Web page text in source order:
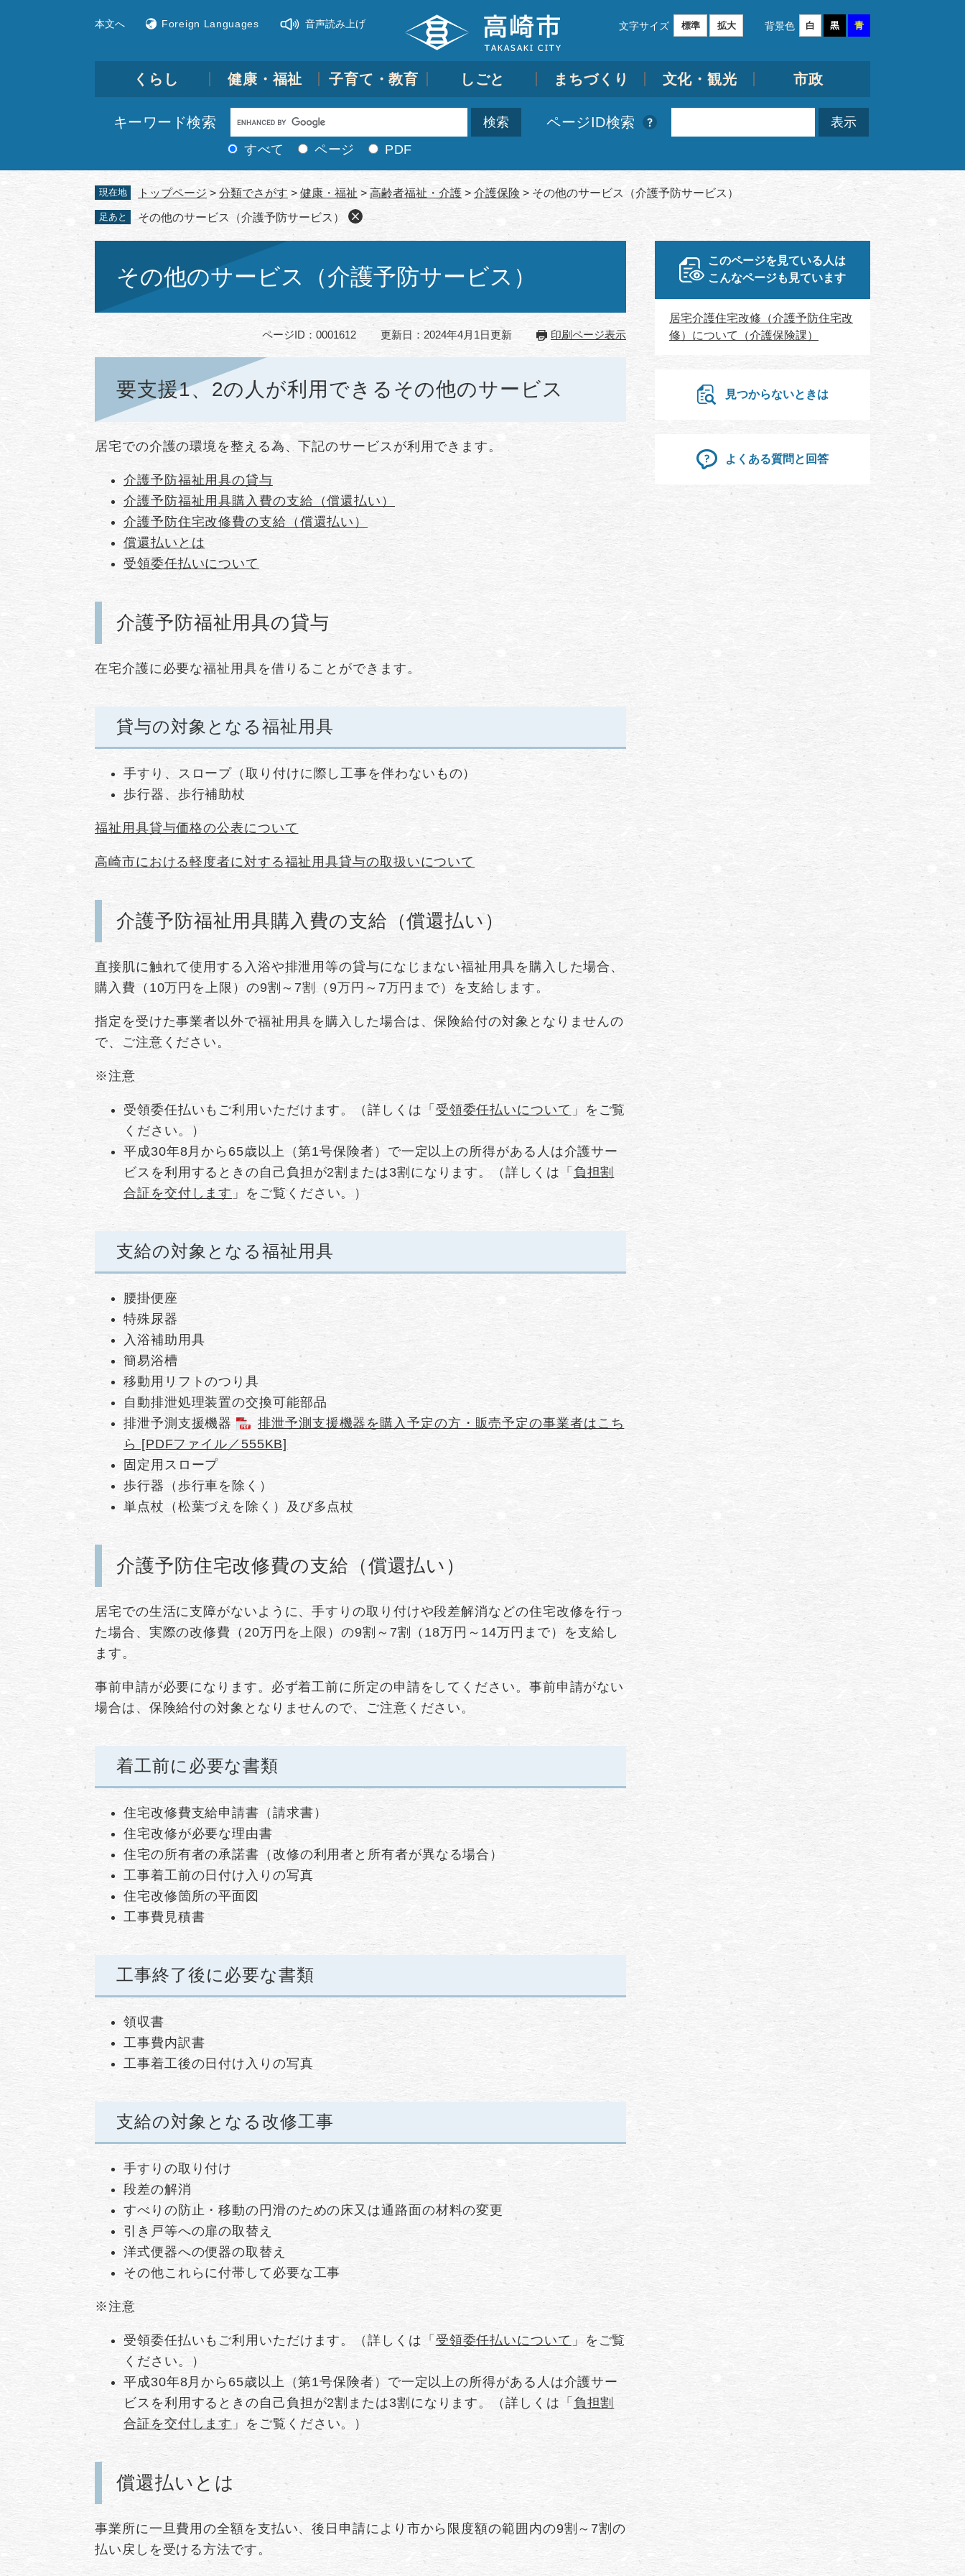
本文へ Foreign Languages 音声読み上げ 文字サイズ 標準 拡大 背景色 白 黒 青
くらし 健康・福祉 子育て・教育 しごと まちづくり 文化・観光 市政
キーワード検索
Google
カ
検
すべて ページ PDF
ページID検索
現在地 トップページ > 分類でさがす > 健康・福祉 > 高齢者福祉・介護 > 介護保険 > その他のサービス（介護予防サービス）
足あと その他のサービス（介護予防サービス）
その他のサービス（介護予防サービス）
ページID：0001612 更新日：2024年4月1日更新 印刷ページ表示
要支援1、2の人が利用できるその他のサービス
居宅での介護の環境を整える為、下記のサービスが利用できます。
介護予防福祉用具の貸与
介護予防福祉用具購入費の支給（償還払い）
介護予防住宅改修費の支給（償還払い）
償還払いとは
受領委任払いについて
介護予防福祉用具の貸与
在宅介護に必要な福祉用具を借りることができます。
貸与の対象となる福祉用具
手すり、スロープ（取り付けに際し工事を伴わないもの）
歩行器、歩行補助杖
福祉用具貸与価格の公表について
高崎市における軽度者に対する福祉用具貸与の取扱いについて
介護予防福祉用具購入費の支給（償還払い）
直接肌に触れて使用する入浴や排泄用等の貸与になじまない福祉用具を購入した場合、
購入費（10万円を上限）の9割～7割（9万円～7万円まで）を支給します。
指定を受けた事業者以外で福祉用具を購入した場合は、保険給付の対象となりませんの
で、ご注意ください。
※注意
受領委任払いもご利用いただけます。（詳しくは「 受領委任払いについて 」をご覧
ください。）
平成30年8月から65歳以上（第1号保険者）で一定以上の所得がある人は介護サー
ビスを利用するときの自己負担が2割または3割になります。（詳しくは「 負担割
合証を交付します 」をご覧ください。）
支給の対象となる福祉用具
腰掛便座
特殊尿器
入浴補助用具
簡易浴槽
移動用リフトのつり具
自動排泄処理装置の交換可能部品
排泄予測支援機器
排泄予測支援機器を購入予定の方・販売予定の事業者はこち
ら [PDFファイル／555KB]
固定用スロープ
歩行器（歩行車を除く）
単点杖（松葉づえを除く）及び多点杖
介護予防住宅改修費の支給（償還払い）
居宅での生活に支障がないように、手すりの取り付けや段差解消などの住宅改修を行っ
た場合、実際の改修費（20万円を上限）の9割～7割（18万円～14万円まで）を支給し
ます。
事前申請が必要になります。必ず着工前に所定の申請をしてください。事前申請がない
場合は、保険給付の対象となりませんので、ご注意ください。
着工前に必要な書類
住宅改修費支給申請書（請求書）
住宅改修が必要な理由書
住宅の所有者の承諾書（改修の利用者と所有者が異なる場合）
工事着工前の日付け入りの写真
住宅改修箇所の平面図
工事費見積書
工事終了後に必要な書類
領収書
工事費内訳書
工事着工後の日付け入りの写真
支給の対象となる改修工事
手すりの取り付け
段差の解消
すべりの防止・移動の円滑のための床又は通路面の材料の変更
引き戸等への扉の取替え
洋式便器への便器の取替え
その他これらに付帯して必要な工事
※注意
受領委任払いもご利用いただけます。（詳しくは「 受領委任払いについて 」をご覧
ください。）
平成30年8月から65歳以上（第1号保険者）で一定以上の所得がある人は介護サー
ビスを利用するときの自己負担が2割または3割になります。（詳しくは「 負担割
合証を交付します 」をご覧ください。）
償還払いとは
事業所に一旦費用の全額を支払い、後日申請により市から限度額の範囲内の9割～7割の
払い戻しを受ける方法です。
このページを見ている人は
こんなページも見ています
居宅介護住宅改修（介護予防住宅改
修）について（介護保険課）
見つからないときは
よくある質問と回答